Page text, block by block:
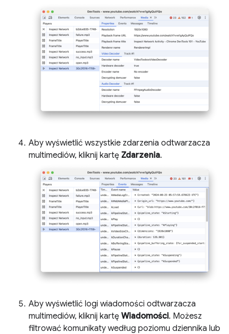
Aby wyświetlić wszystkie zdarzenia odtwarzacza
multimediów, kliknij kartę Zdarzenia.
Aby wyświetlić logi wiadomości odtwarzacza
multimediów, kliknij kartę Wiadomości. Możesz
filtrować komunikaty według poziomu dziennika lub